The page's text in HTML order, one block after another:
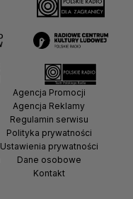
Agencja Promocji
Agencja Reklamy
Regulamin serwisu
Polityka prywatności
Ustawienia prywatności
Dane osobowe
Kontakt